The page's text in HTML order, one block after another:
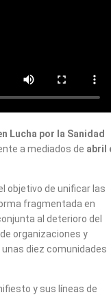
Lucha por la Sanidad
a mediados de abril
objetivo de unificar las
fragmentada en
al deterioro del
organizaciones y
diez comunidades
y sus líneas de